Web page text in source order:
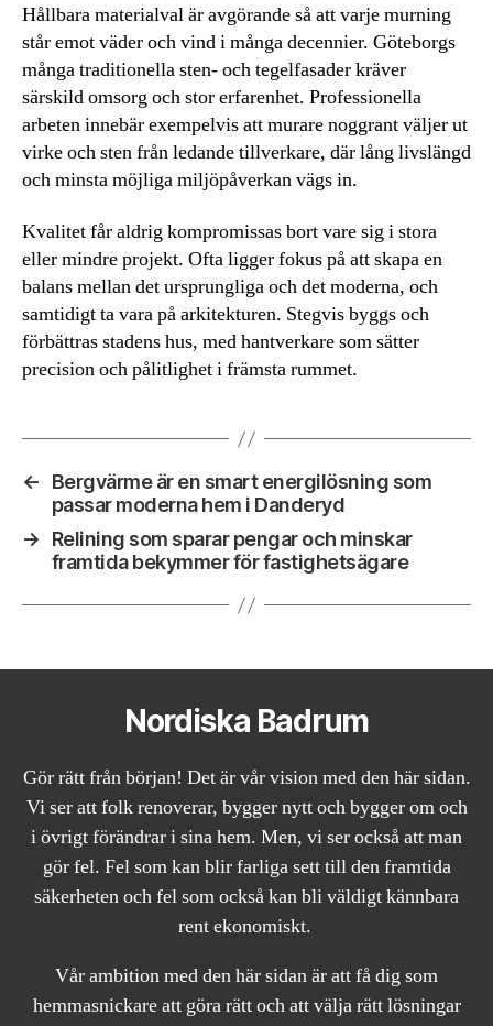
Hållbara materialval är avgörande så att varje murning
står emot väder och vind i många decennier. Göteborgs
många traditionella sten- och tegelfasader kräver
särskild omsorg och stor erfarenhet. Professionella
arbeten innebär exempelvis att murare noggrant väljer ut
virke och sten från ledande tillverkare, där lång livslängd
och minsta möjliga miljöpåverkan vägs in.
Kvalitet får aldrig kompromissas bort vare sig i stora
eller mindre projekt. Ofta ligger fokus på att skapa en
balans mellan det ursprungliga och det moderna, och
samtidigt ta vara på arkitekturen. Stegvis byggs och
förbättras stadens hus, med hantverkare som sätter
precision och pålitlighet i främsta rummet.
←
Bergvärme är en smart energilösning som
passar moderna hem i Danderyd
→
Relining som sparar pengar och minskar
framtida bekymmer för fastighetsägare
Nordiska Badrum
Gör rätt från början! Det är vår vision med den här sidan.
Vi ser att folk renoverar, bygger nytt och bygger om och
i övrigt förändrar i sina hem. Men, vi ser också att man
gör fel. Fel som kan blir farliga sett till den framtida
säkerheten och fel som också kan bli väldigt kännbara
rent ekonomiskt.
Vår ambition med den här sidan är att få dig som
hemmasnickare att göra rätt och att välja rätt lösningar